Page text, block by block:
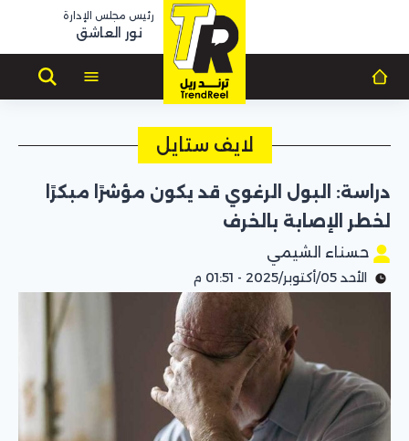
رئيس مجلس الإدارة
نور العاشق
لايف ستايل
دراسة: البول الرغوي قد يكون مؤشرًا مبكرًا
لخطر الإصابة بالخرف
حسناء الشيمي
الأحد 05/أكتوبر/2025 - 01:51 م